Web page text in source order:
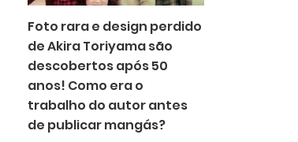
Foto rara e design perdido
de Akira Toriyama são
descobertos após 50
anos! Como era o
trabalho do autor antes
de publicar mangás?